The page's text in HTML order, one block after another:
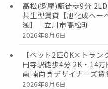
高松(多摩)駅徒歩9分
共生型賃貸【旭化成ヘー
浅】｜立川市高松町
2026年8月6日
【ペット2匹OK×トラン
円寺駅徒歩4分 2K・14
南 南向きデザイナーズ賃
2026年8月6日